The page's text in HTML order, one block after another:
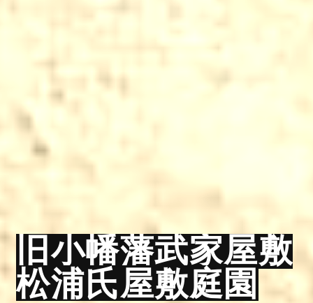
旧小幡藩武家屋敷
松浦氏屋敷庭園